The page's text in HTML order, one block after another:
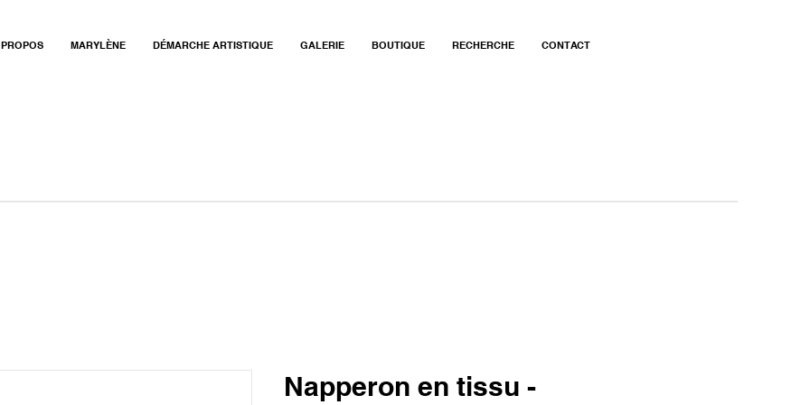
MARYLÈNE DÉMARCHE ARTISTIQUE GALERIE BOUTIQUE RECHERCHE CONTACT
Napperon en tissu -